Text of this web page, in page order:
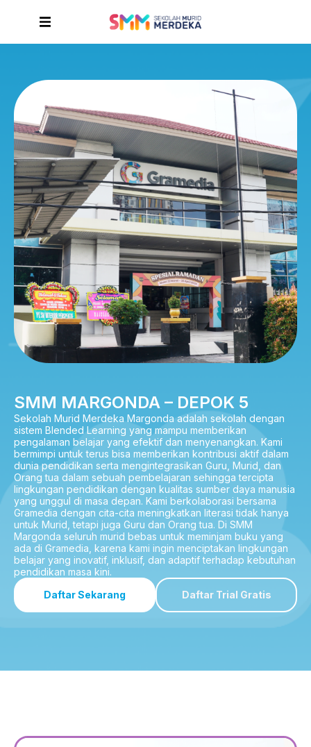
SMM MARGONDA – DEPOK 5
Sekolah Murid Merdeka Margonda adalah sekolah dengan
sistem Blended Learning yang mampu memberikan
pengalaman belajar yang efektif dan menyenangkan. Kami
bermimpi untuk terus bisa memberikan kontribusi aktif dalam
dunia pendidikan serta mengintegrasikan Guru, Murid, dan
Orang tua dalam sebuah pembelajaran sehingga tercipta
lingkungan pendidikan dengan kualitas sumber daya manusia
yang unggul di masa depan. Kami berkolaborasi bersama
Gramedia dengan cita-cita meningkatkan literasi tidak hanya
untuk Murid, tetapi juga Guru dan Orang tua. Di SMM
Margonda seluruh murid bebas untuk meminjam buku yang
ada di Gramedia, karena kami ingin menciptakan lingkungan
belajar yang inovatif, inklusif, dan adaptif terhadap kebutuhan
pendidikan masa kini.
Daftar Sekarang
Daftar Trial Gratis